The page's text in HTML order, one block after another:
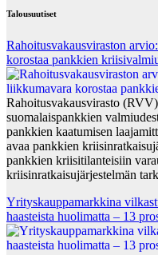
Talousuutiset
Rahoitusvakausviraston
korostaa pankkien
Rahoitusvakausvirasto
suomalaispankkien
pankkien kaatumisen
avaa pankkien
pankkien kriisitilanteisiin
kriisinratkaisujärjestelmän
Yrityskauppamarkkina
haasteista huolimatta – 13